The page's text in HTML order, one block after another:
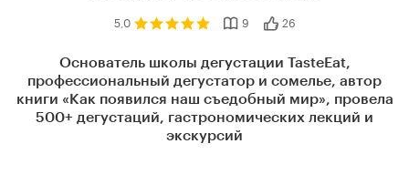
5,0 9 26
Основатель школы дегустации TasteEat,
профессиональный дегустатор и сомелье, автор
книги «Как появился наш съедобный мир», провела
500+ дегустаций, гастрономических лекций и
экскурсий